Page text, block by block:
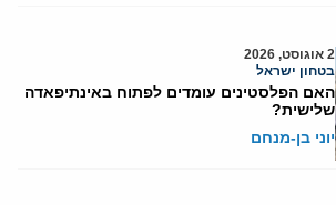
2 אוגוסט, 2026
בטחון ישראל
האם הפלסטינים עומדים לפתוח באינתיפאדה
שלישית?
יוני בן-מנחם